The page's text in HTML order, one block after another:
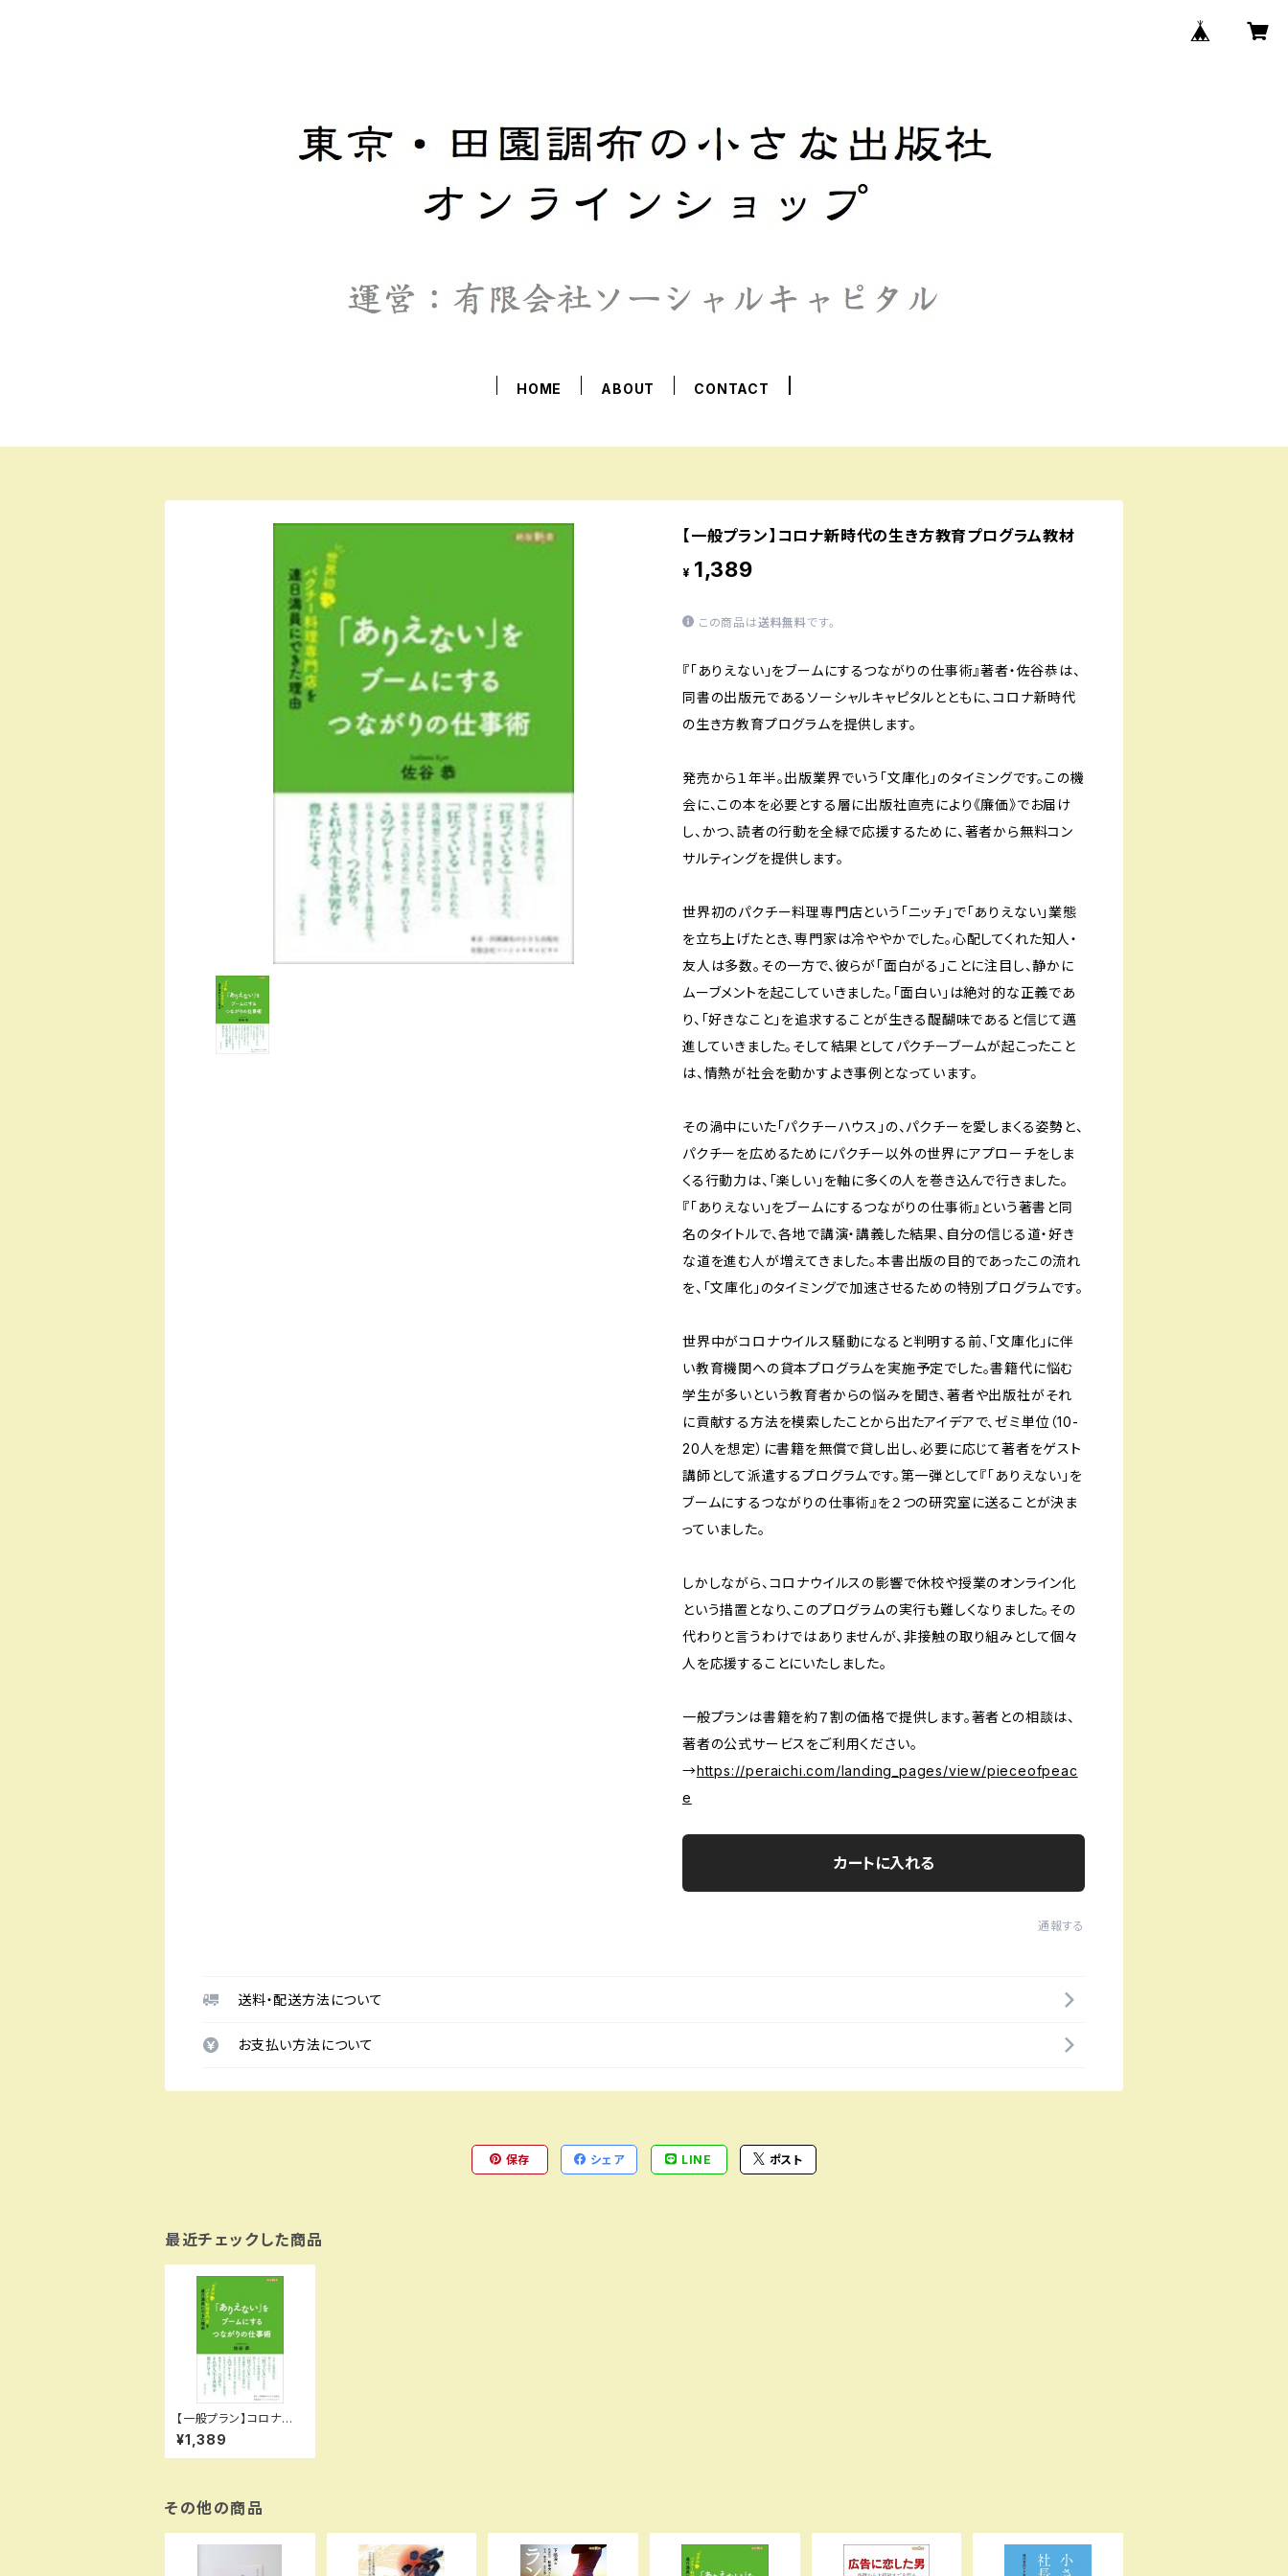
HOME ABOUT CONTACT
【一般プラン】コロナ新時代の生き方教育プログラム教材
¥ 1,389
この商品は送料無料です。
『「ありえない」をブームにするつながりの仕事術』著者・佐谷恭は、
同書の出版元であるソーシャルキャピタルとともに、コロナ新時代
の生き方教育プログラムを提供します。
発売から１年半。出版業界でいう「文庫化」のタイミングです。この機
会に、この本を必要とする層に出版社直売により《廉価》でお届け
し、かつ、読者の行動を全緑で応援するために、著者から無料コン
サルティングを提供します。
世界初のパクチー料理専門店という「ニッチ」で「ありえない」業態
を立ち上げたとき、専門家は冷ややかでした。心配してくれた知人・
友人は多数。その一方で、彼らが「面白がる」ことに注目し、静かに
ムーブメントを起こしていきました。「面白い」は絶対的な正義であ
り、「好きなこと」を追求することが生きる醍醐味であると信じて邁
進していきました。そして結果としてパクチーブームが起こったこと
は、情熱が社会を動かすよき事例となっています。
その渦中にいた「パクチーハウス」の、パクチーを愛しまくる姿勢と、
パクチーを広めるためにパクチー以外の世界にアプローチをしま
くる行動力は、「楽しい」を軸に多くの人を巻き込んで行きました。
『「ありえない」をブームにするつながりの仕事術』という著書と同
名のタイトルで、各地で講演・講義した結果、自分の信じる道・好き
な道を進む人が増えてきました。本書出版の目的であったこの流れ
を、「文庫化」のタイミングで加速させるための特別プログラムです。
世界中がコロナウイルス騒動になると判明する前、「文庫化」に伴
い教育機関への貸本プログラムを実施予定でした。書籍代に悩む
学生が多いという教育者からの悩みを聞き、著者や出版社がそれ
に貢献する方法を模索したことから出たアイデアで、ゼミ単位（10-
20人を想定）に書籍を無償で貸し出し、必要に応じて著者をゲスト
講師として派遣するプログラムです。第一弾として『「ありえない」を
ブームにするつながりの仕事術』を２つの研究室に送ることが決ま
っていました。
しかしながら、コロナウイルスの影響で休校や授業のオンライン化
という措置となり、このプログラムの実行も難しくなりました。その
代わりと言うわけではありませんが、非接触の取り組みとして個々
人を応援することにいたしました。
一般プランは書籍を約７割の価格で提供します。著者との相談は、
著者の公式サービスをご利用ください。
→https://peraichi.com/landing_pages/view/pieceofpeac
e
カートに入れる
通報する
送料・配送方法について
お支払い方法について
保存 シェア LINE ポスト
最近チェックした商品
【一般プラン】コロナ新
時代の生き方教育プロ
グラム教材
¥1,389
その他の商品